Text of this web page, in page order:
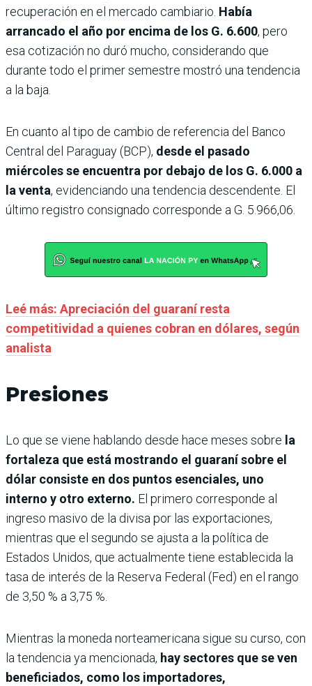
recuperación en el mercado cambiario. Había
arrancado el año por encima de los G. 6.600, pero
esa cotización no duró mucho, considerando que
durante todo el primer semestre mostró una tendencia
a la baja.
En cuanto al tipo de cambio de referencia del Banco
Central del Paraguay (BCP), desde el pasado
miércoles se encuentra por debajo de los G. 6.000 a
la venta, evidenciando una tendencia descendente. El
último registro consignado corresponde a G. 5.966,06.
Leé más: Apreciación del guaraní resta
competitividad a quienes cobran en dólares, según
analista
Presiones
Lo que se viene hablando desde hace meses sobre la
fortaleza que está mostrando el guaraní sobre el
dólar consiste en dos puntos esenciales, uno
interno y otro externo. El primero corresponde al
ingreso masivo de la divisa por las exportaciones,
mientras que el segundo se ajusta a la política de
Estados Unidos, que actualmente tiene establecida la
tasa de interés de la Reserva Federal (Fed) en el rango
de 3,50 % a 3,75 %.
Mientras la moneda norteamericana sigue su curso, con
la tendencia ya mencionada, hay sectores que se ven
beneficiados, como los importadores,